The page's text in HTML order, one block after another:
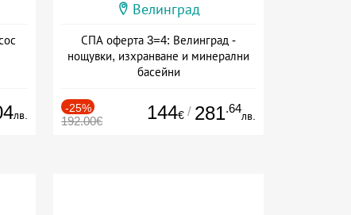
лв.
Велинград
СПА оферта 3=4: Велинград -
нощувки, изхранване и минерални
басейни
-25%
192.00€ 144€ / 281.64
лв.